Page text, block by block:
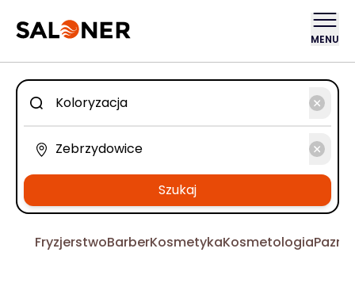
MENU
Szukaj
FryzjerstwoBarberKosmetykaKosmetologia